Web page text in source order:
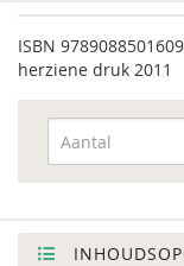
ISBN 9789088501609
herziene druk 2011